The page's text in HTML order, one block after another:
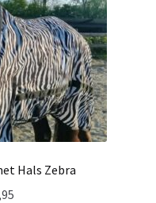
Hals Zebra